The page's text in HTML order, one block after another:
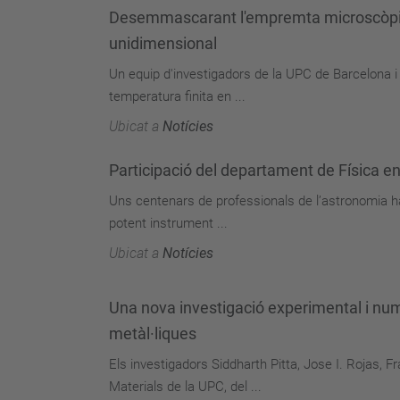
Desemmascarant l'empremta
unidimensional
Un equip d'investigadors de la UPC de
temperatura finita en ...
Ubicat a Notícies
Participació del departament de Física
Uns centenars de professionals de l’astronomia
potent instrument ...
Ubicat a Notícies
Una nova investigació experimental i
metàl·liques
Els investigadors Siddharth Pitta, Jose I. Rojas,
Materials de la UPC, del ...